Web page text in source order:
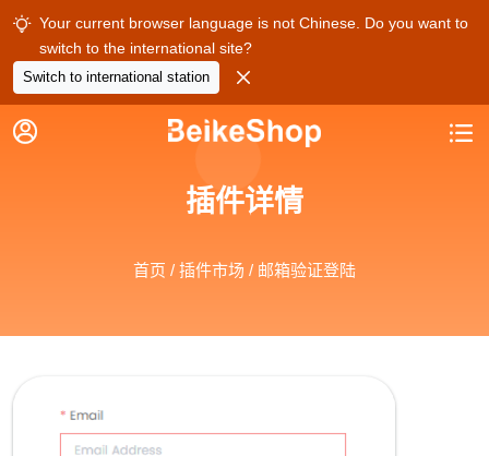
 Your current browser language is not Chinese. Do you want to
switch to the international site?
Switch to international station 
 
插件详情
首页 / 插件市场 / 邮箱验证登陆